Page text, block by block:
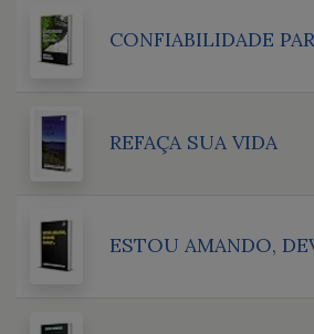
CONFIABILIDADE
REFAÇA SUA VIDA
ESTOU AMANDO,